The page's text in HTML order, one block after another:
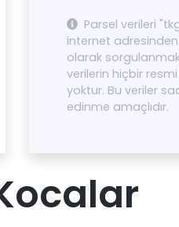
Parsel verileri
internet adresinden
olarak
verilerin hiçbir
yoktur. Bu veriler
edinme amaçlıdır.